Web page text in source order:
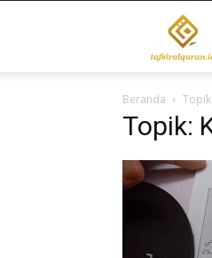
Beranda Topik